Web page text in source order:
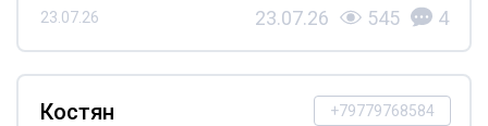
23.07.26 23.07.26 545 4
+79779768584
Костян